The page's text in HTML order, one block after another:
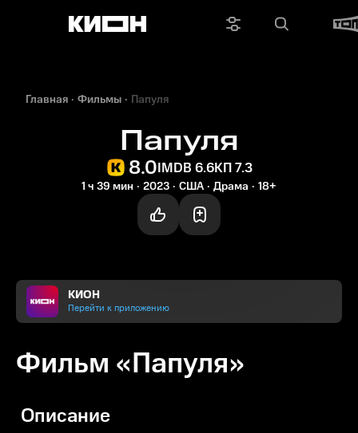
Главная Фильмы Папуля
Папуля
8.0IMDB 6.6КП 7.3
1 ч 39 мин 2023 США Драма 18+
КИОН
Перейти к приложению
Фильм «Папуля»
Описание